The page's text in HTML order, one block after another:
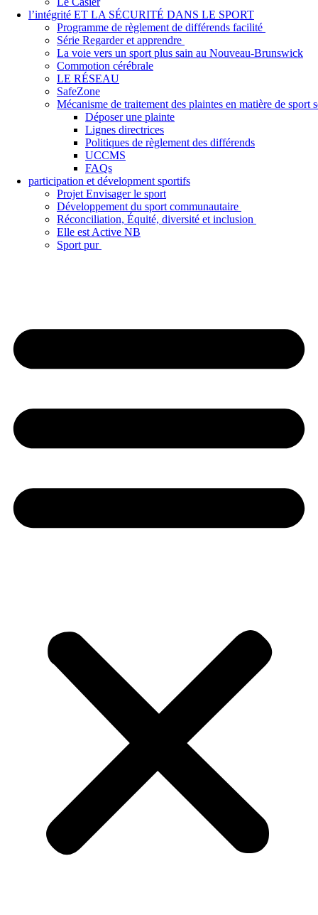
l’intégrité ET LA SÉCURITÉ DANS LE SPORT
Programme de règlement de différends facilité
Série Regarder et apprendre
La voie vers un sport plus sain au Nouveau-Brunswick
Commotion cérébrale
LE RÉSEAU
SafeZone
Mécanisme de traitement des plaintes en matière de
Déposer une plainte
Lignes directrices
Politiques de règlement des différends
UCCMS
FAQs
participation et dévelopment sportifs
Projet Envisager le sport
Développement du sport communautaire
Réconciliation, Équité, diversité et inclusion
Elle est Active NB
Sport pur